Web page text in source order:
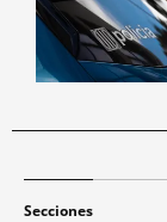
Secciones